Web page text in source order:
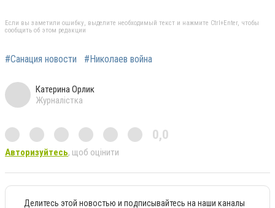
Если вы заметили ошибку, выделите необходимый текст и нажмите Ctrl+Enter, чтобы
сообщить об этом редакции
#Санация новости #Николаев война
Катерина Орлик
Журналістка
0,0
Авторизуйтесь, щоб оцінити
Делитесь этой новостью и подписывайтесь на наши каналы